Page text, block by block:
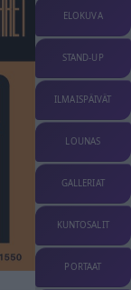
ELOKUVA
STAND-UP
ILMAISPÄIVÄT
LOUNAS
GALLERIAT
KUNTOSALIT
PORTAAT